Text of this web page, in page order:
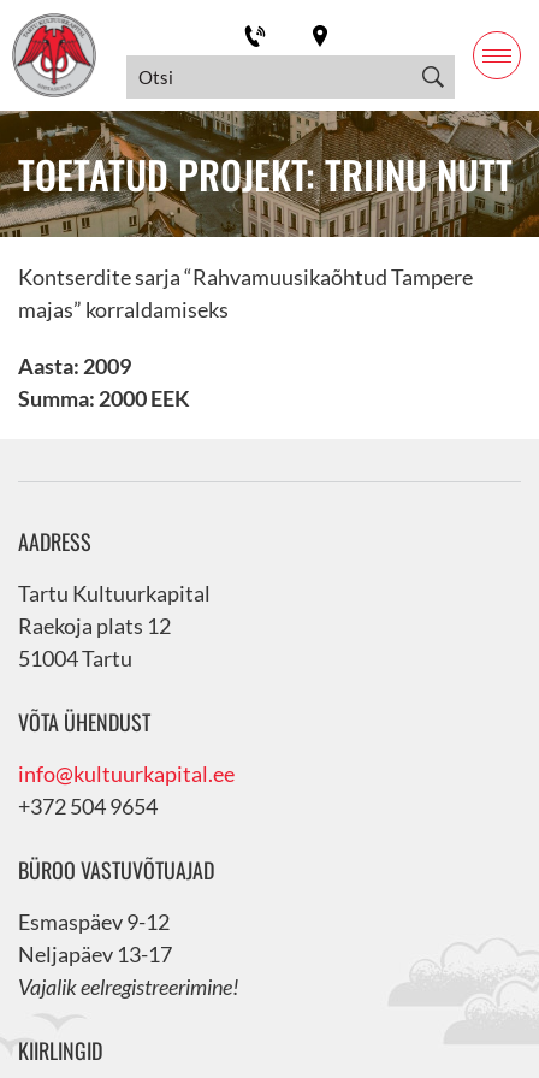
TOETATUD PROJEKT: TRIINU NUTT
Kontserdite sarja “Rahvamuusikaõhtud Tampere
majas” korraldamiseks
Aasta: 2009
Summa: 2000 EEK
AADRESS
Tartu Kultuurkapital
Raekoja plats 12
51004 Tartu
VÕTA ÜHENDUST
info@kultuurkapital.ee
+372 504 9654
BÜROO VASTUVÕTUAJAD
Esmaspäev 9-12
Neljapäev 13-17
Vajalik eelregistreerimine!
KIIRLINGID